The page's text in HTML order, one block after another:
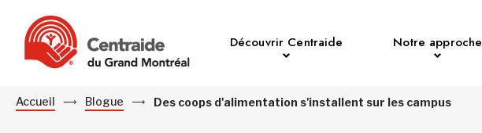
Découvrir Centraide Notre approche
Accueil Blogue Des coops d'alimentation s'installent sur les campus